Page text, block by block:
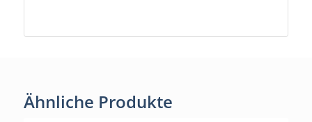
Ähnliche Produkte